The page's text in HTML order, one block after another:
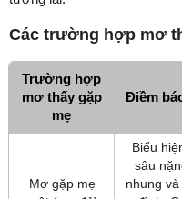
Các trường hợp mơ
Trường hợp
mơ thấy gặp
mẹ
Điềm
Mơ gặp mẹ
Biểu
sâu
nhung